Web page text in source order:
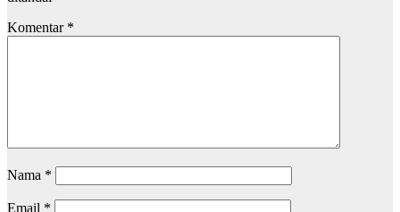
Komentar *
Nama *
Email *